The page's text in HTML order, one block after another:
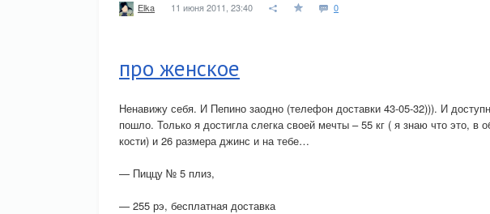
Elka 11 июня 2011, 23:40 0
про женское
Ненавижу себя. И Пепино заодно (телефон доставки 43-05-32))). И
пошло. Только я достигла слегка своей мечты – 55 кг ( я знаю что это,
кости) и 26 размера джинс и на тебе…
— Пиццу № 5 плиз,
— 255 рэ, бесплатная доставка